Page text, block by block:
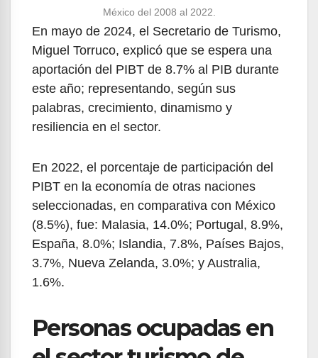
México del 2008 al 2022.
En mayo de 2024, el Secretario de Turismo,
Miguel Torruco, explicó que se espera una
aportación del PIBT de 8.7% al PIB durante
este año; representando, según sus
palabras, crecimiento, dinamismo y
resiliencia en el sector.
En 2022, el porcentaje de participación del
PIBT en la economía de otras naciones
seleccionadas, en comparativa con México
(8.5%), fue: Malasia, 14.0%; Portugal, 8.9%,
España, 8.0%; Islandia, 7.8%, Países Bajos,
3.7%, Nueva Zelanda, 3.0%; y Australia,
1.6%.
Personas ocupadas en